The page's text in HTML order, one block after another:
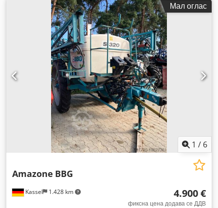
Мал оглас
1 / 6
Kassel 1.428 km
Amazone BBG
4.900 €
фиксна цена додава се ДДВ